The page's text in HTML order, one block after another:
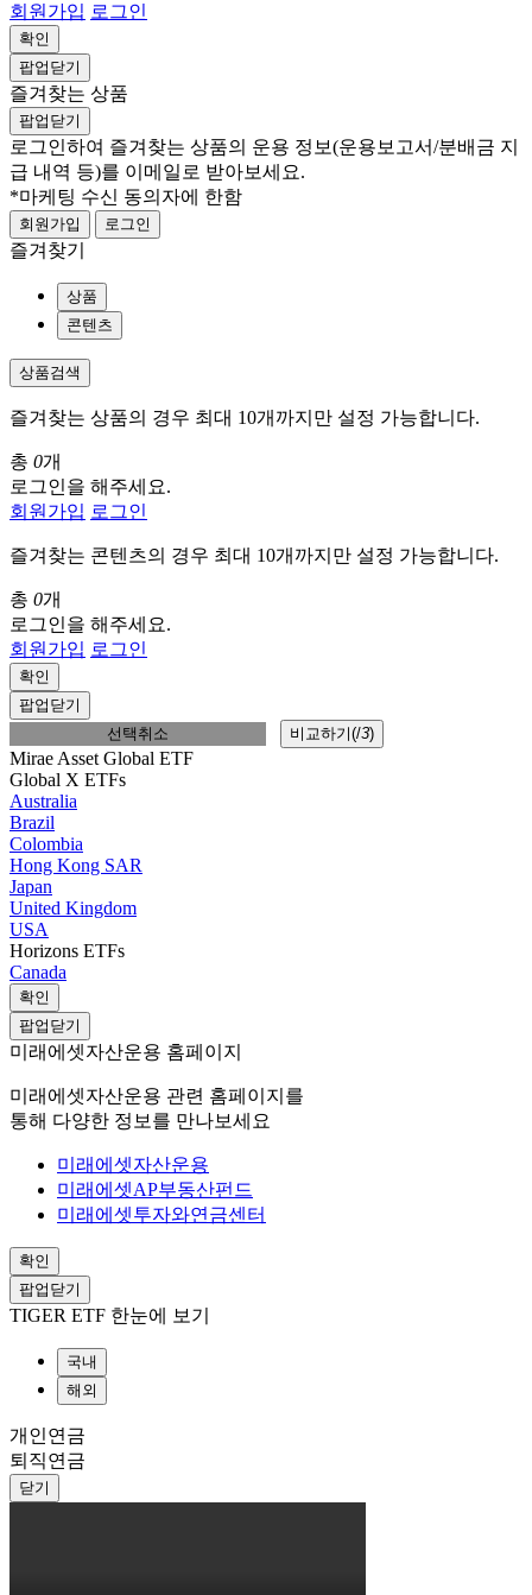
회원가입 로그인
확인
팝업닫기
즐겨찾는 상품
팝업닫기
로그인하여 즐겨찾는 상품의 운용 정보(운용보고서/분배금 지
급 내역 등)를 이메일로 받아보세요.
*마케팅 수신 동의자에 한함
회원가입 로그인
즐겨찾기
상품
콘텐츠
상품검색
즐겨찾는 상품의 경우 최대 10개까지만 설정 가능합니다.
총 0개
로그인을 해주세요.
회원가입 로그인
즐겨찾는 콘텐츠의 경우 최대 10개까지만 설정 가능합니다.
총 0개
로그인을 해주세요.
회원가입 로그인
확인
팝업닫기
선택취소
비교하기(/3)
Mirae Asset Global ETF
Global X ETFs
Australia
Brazil
Colombia
Hong Kong SAR
Japan
United Kingdom
USA
Horizons ETFs
Canada
확인
팝업닫기
미래에셋자산운용 홈페이지
미래에셋자산운용 관련 홈페이지를
통해 다양한 정보를 만나보세요
미래에셋자산운용
미래에셋AP부동산펀드
미래에셋투자와연금센터
확인
팝업닫기
TIGER ETF 한눈에 보기
국내
해외
개인연금
퇴직연금
닫기